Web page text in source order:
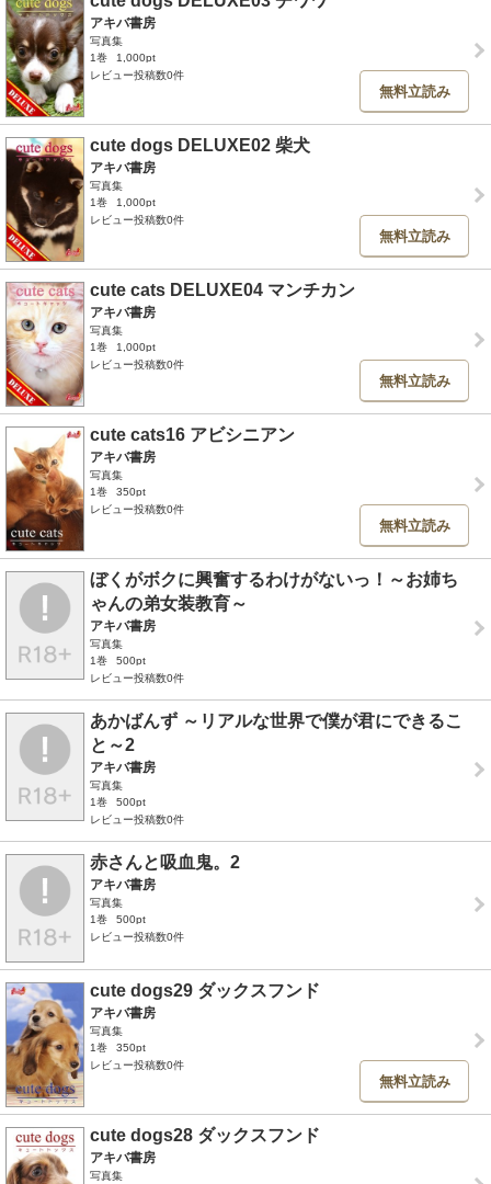
アキバ書房
写真集
1巻
1,000pt
レビュー投稿数0件
無料立読み
cute dogs DELUXE02 柴犬
アキバ書房
写真集
1巻
1,000pt
レビュー投稿数0件
無料立読み
cute cats DELUXE04 マンチカン
アキバ書房
写真集
1巻
1,000pt
レビュー投稿数0件
無料立読み
cute cats16 アビシニアン
アキバ書房
写真集
1巻
350pt
レビュー投稿数0件
無料立読み
ぼくがボクに興奮するわけがないっ！～お姉ち
ゃんの弟女装教育～
アキバ書房
写真集
1巻
500pt
レビュー投稿数0件
あかばんず ～リアルな世界で僕が君にできるこ
と～2
アキバ書房
写真集
1巻
500pt
レビュー投稿数0件
赤さんと吸血鬼。2
アキバ書房
写真集
1巻
500pt
レビュー投稿数0件
cute dogs29 ダックスフンド
アキバ書房
写真集
1巻
350pt
レビュー投稿数0件
無料立読み
cute dogs28 ダックスフンド
アキバ書房
写真集